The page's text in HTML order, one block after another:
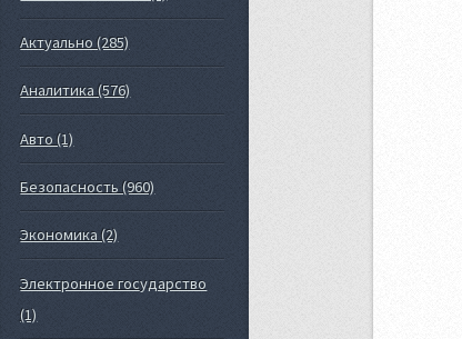
Актуально (285)
Аналитика (576)
Авто (1)
Безопасность (960)
Экономика (2)
Электронное государство
(1)